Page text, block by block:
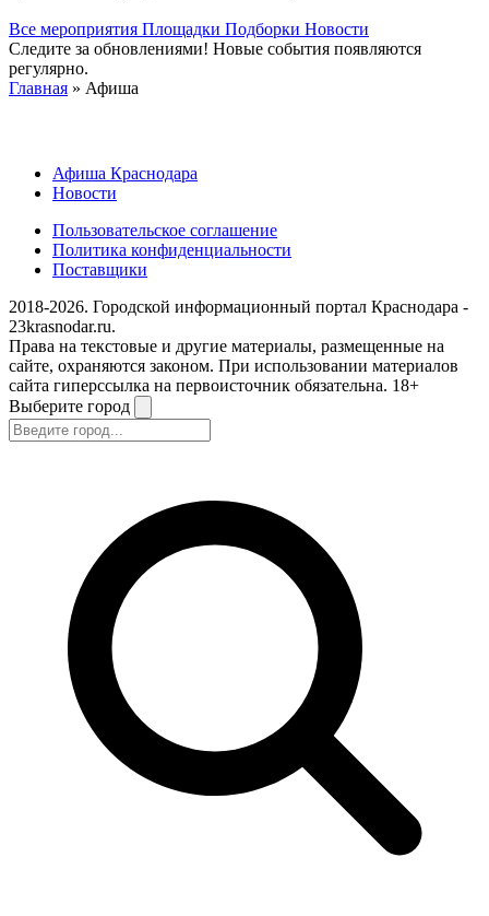
Все мероприятия Площадки Подборки Новости
Следите за обновлениями! Новые события появляются
регулярно.
Главная » Афиша
Афиша Краснодара
Новости
Пользовательское соглашение
Политика конфиденциальности
Поставщики
2018-2026. Городской информационный портал Краснодара -
23krasnodar.ru.
Права на текстовые и другие материалы, размещенные на
сайте, охраняются законом. При использовании материалов
сайта гиперссылка на первоисточник обязательна. 18+
Выберите город